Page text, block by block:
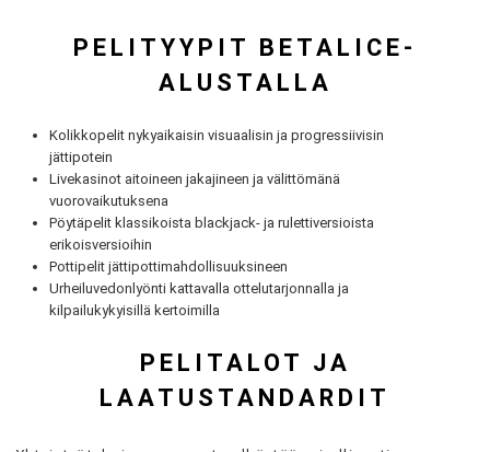
PELITYYPIT BETALICE-
ALUSTALLA
Kolikkopelit nykyaikaisin visuaalisin ja progressiivisin
jättipotein
Livekasinot aitoineen jakajineen ja välittömänä
vuorovaikutuksena
Pöytäpelit klassikoista blackjack- ja rulettiversioista
erikoisversioihin
Pottipelit jättipottimahdollisuuksineen
Urheiluvedonlyönti kattavalla ottelutarjonnalla ja
kilpailukykyisillä kertoimilla
PELITALOT JA
LAATUSTANDARDIT